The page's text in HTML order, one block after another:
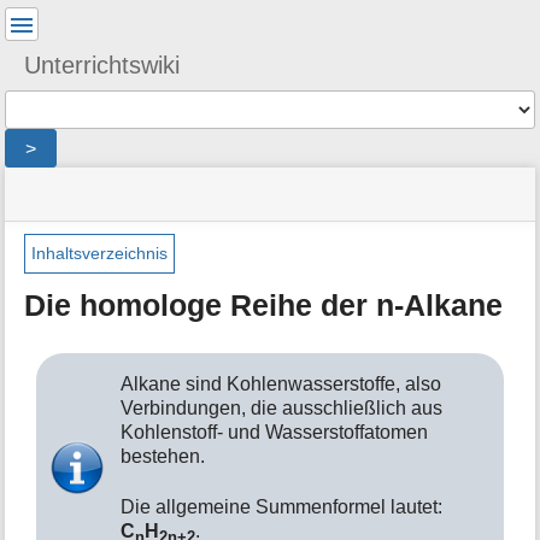
Unterrichtswiki
>
Werkzeuge
e
Inhaltsverzeichnis
Die homologe Reihe der n-Alkane
Alkane sind Kohlenwasserstoffe, also
Verbindungen, die ausschließlich aus
Kohlenstoff- und Wasserstoffatomen
bestehen.
Die allgemeine Summenformel lautet:
C
H .